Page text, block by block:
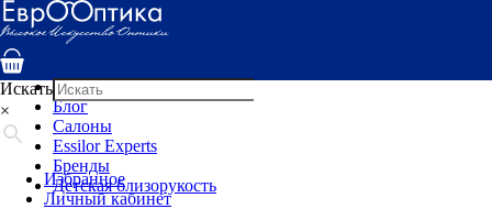
Услуги
Специалисты
Детская оптика
Блог
Салоны
Essilor Experts
Бренды
Детская близорукость
Искать
×
Избранное
Личный кабинет